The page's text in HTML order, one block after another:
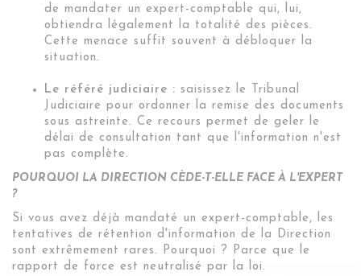
de mandater un expert-comptable qui, lui,
obtiendra légalement la totalité des pièces.
Cette menace suffit souvent à débloquer la
situation.
Le référé judiciaire : saisissez le Tribunal
Judiciaire pour ordonner la remise des documents
sous astreinte. Ce recours permet de geler le
délai de consultation tant que l'information n'est
pas complète.
POURQUOI LA DIRECTION CÈDE-T-ELLE FACE À L'EXPERT
?
Si vous avez déjà mandaté un expert-comptable, les
tentatives de rétention d'information de la Direction
sont extrêmement rares. Pourquoi ? Parce que le
rapport de force est neutralisé par la loi.